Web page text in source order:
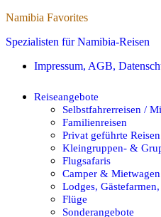
Namibia Favorites
Spezialisten für Namibia-Reisen
Impressum, AGB,
Reiseangebote
Selbstfahrerreisen /
Familienreisen
Privat geführte Reisen
Kleingruppen- &
Flugsafaris
Camper & Mietwagen
Lodges,
Flüge
Sonderangebote